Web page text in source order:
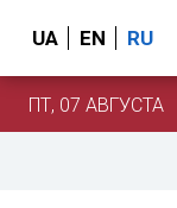
UA EN RU
ПТ, 07 АВГУСТА